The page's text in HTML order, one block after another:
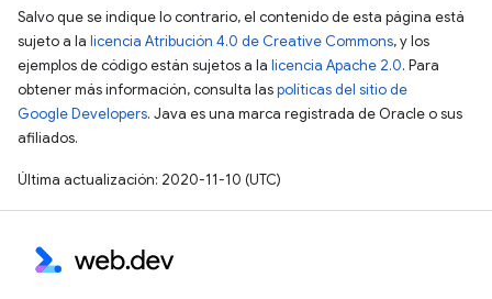
Salvo que se indique lo contrario, el contenido de esta página está
sujeto a la licencia Atribución 4.0 de Creative Commons, y los
ejemplos de código están sujetos a la licencia Apache 2.0. Para
obtener más información, consulta laspolíticas del sitio de
Google Developers. Java es una marca registrada de Oracle o sus
afiliados.
Última actualización: 2020-11-10 (UTC)